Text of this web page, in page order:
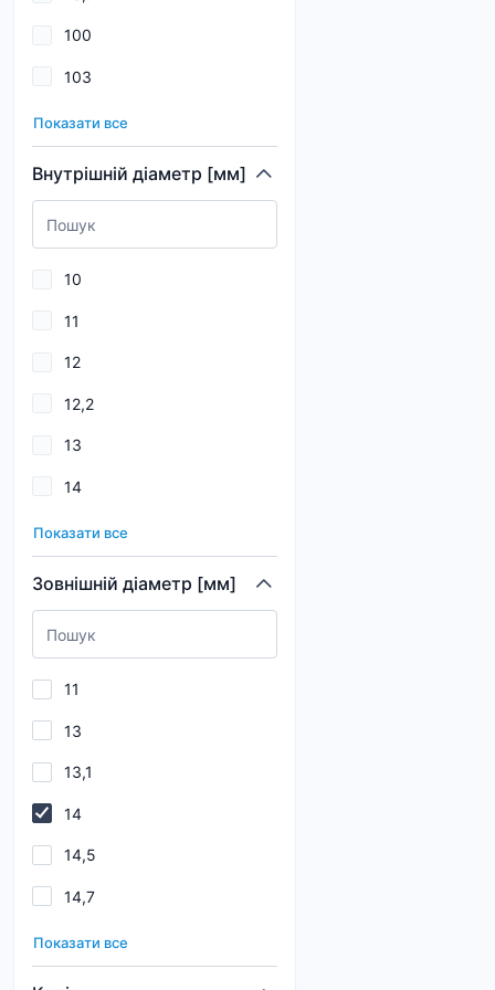
142
145
150
155
160
165
100
103
105
11,1
110
112
115
116
12
12,5
120
121
123
125
Показати все
Внутрішній діаметр [мм]
10
11
12
12,2
13
14
14,5
15
17
17,1
17,12
17,5
18
19
19,5
19,6
Показати все
Зовнішній діаметр [мм]
11
13
13,1
14
14,5
14,7
15
Показати все